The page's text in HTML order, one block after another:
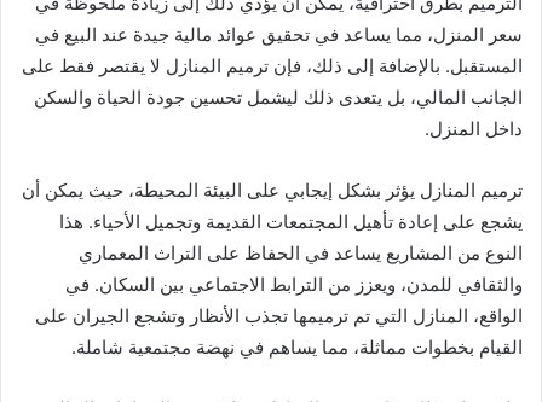
سعر المنزل، مما يساعد في تحقيق عوائد مالية جيدة عند البيع في
المستقبل. بالإضافة إلى ذلك، فإن ترميم المنازل لا يقتصر فقط على
الجانب المالي، بل يتعدى ذلك ليشمل تحسين جودة الحياة والسكن
داخل المنزل.
ترميم المنازل يؤثر بشكل إيجابي على البيئة المحيطة، حيث يمكن أن
يشجع على إعادة تأهيل المجتمعات القديمة وتجميل الأحياء. هذا
النوع من المشاريع يساعد في الحفاظ على التراث المعماري
والثقافي للمدن، ويعزز من الترابط الاجتماعي بين السكان. في
الواقع، المنازل التي تم ترميمها تجذب الأنظار وتشجع الجيران على
القيام بخطوات مماثلة، مما يساهم في نهضة مجتمعية شاملة.